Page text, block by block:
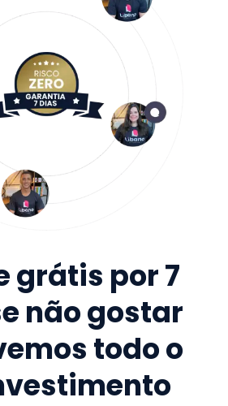
grátis por 7
não gostar
todo o